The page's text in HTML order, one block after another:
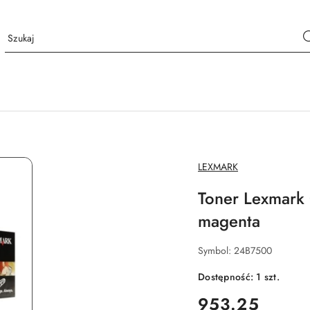
NAZWA
PRODUCENTA:
LEXMARK
Toner
magenta
Symbol: 24B7500
Dostępność: 1 szt.
cena:
953.25